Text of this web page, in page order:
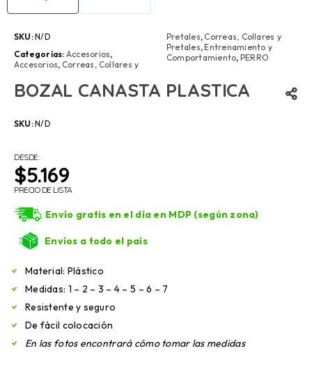
SKU:N/D
Categorías: Accesorios,
Accesorios, Correas, Collares y
Pretales, Correas, Collares y
Pretales,Entrenamiento y
Comportamiento, PERRO
BOZAL CANASTA PLASTICA
SKU:N/D
DESDE:
$5.169
PRECIO DE LISTA
Envío gratis en el día en MDP (según zona)
Envíos a todo el país
Material: Plástico
Medidas: 1 – 2 – 3 – 4 – 5 – 6 – 7
Resistente y seguro
De fácil colocación
En las fotos encontrará cómo tomar las medidas